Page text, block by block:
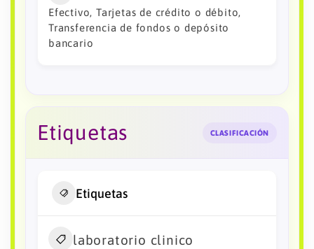
Efectivo, Tarjetas de crédito o débito,
Transferencia de fondos o depósito
bancario
Etiquetas CLASIFICACIÓN
Etiquetas
laboratorio clinico